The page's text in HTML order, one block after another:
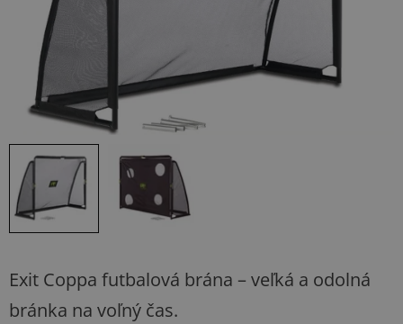
Exit Coppa futbalová brána – veľká a odolná
bránka na voľný čas.